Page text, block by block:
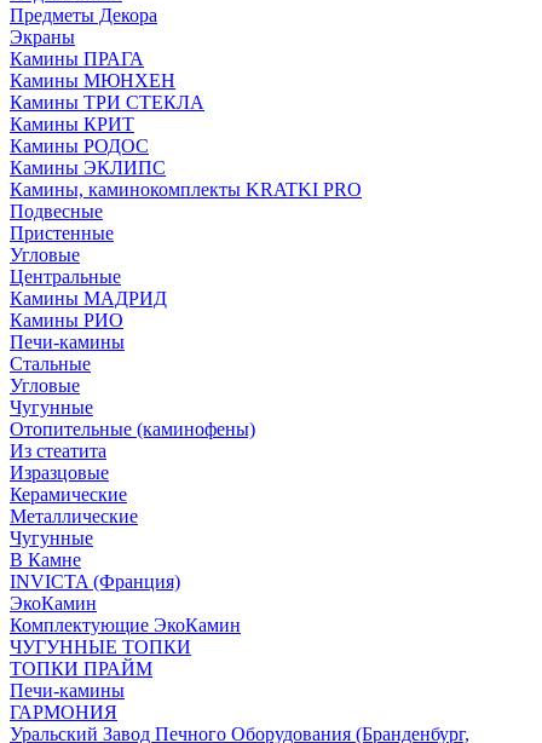
Предметы Декора
Экраны
Камины ПРАГА
Камины МЮНХЕН
Камины ТРИ СТЕКЛА
Камины КРИТ
Камины РОДОС
Камины ЭКЛИПС
Камины, каминокомплекты KRATKI PRO
Подвесные
Пристенные
Угловые
Центральные
Камины МАДРИД
Камины РИО
Печи-камины
Стальные
Угловые
Чугунные
Отопительные (каминофены)
Из стеатита
Изразцовые
Керамические
Металлические
Чугунные
В Камне
INVICTA (Франция)
ЭкоКамин
Комплектующие ЭкоКамин
ЧУГУННЫЕ ТОПКИ
ТОПКИ ПРАЙМ
Печи-камины
ГАРМОНИЯ
Уральский Завод Печного Оборудования (Бранденбург,